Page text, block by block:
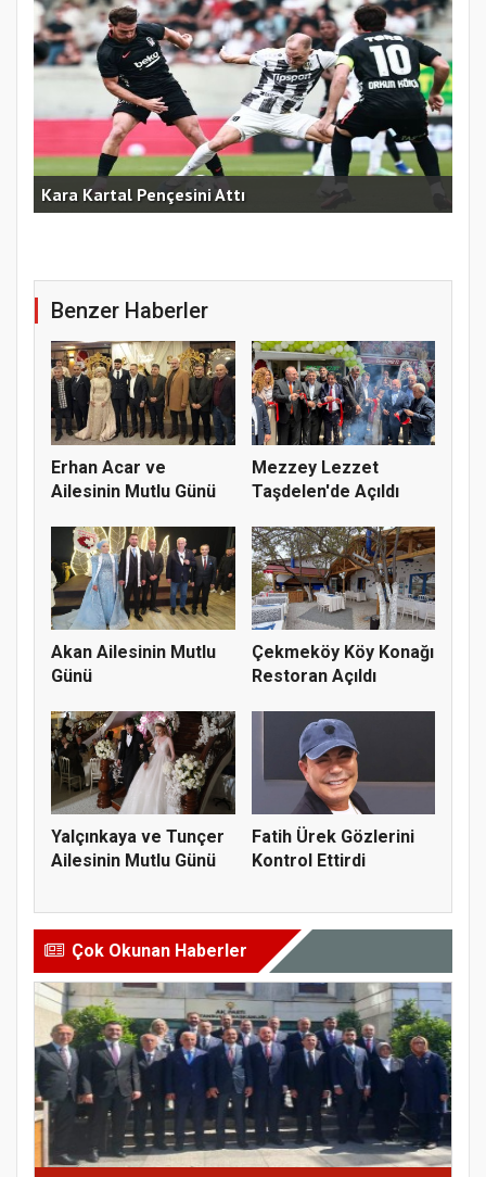
Kara Kartal Pençesini Attı
Benzer Haberler
Erhan Acar ve
Ailesinin Mutlu Günü
Mezzey Lezzet
Taşdelen'de Açıldı
Akan Ailesinin Mutlu
Günü
Çekmeköy Köy Konağı
Restoran Açıldı
Yalçınkaya ve Tunçer
Ailesinin Mutlu Günü
Fatih Ürek Gözlerini
Kontrol Ettirdi
Çok Okunan Haberler